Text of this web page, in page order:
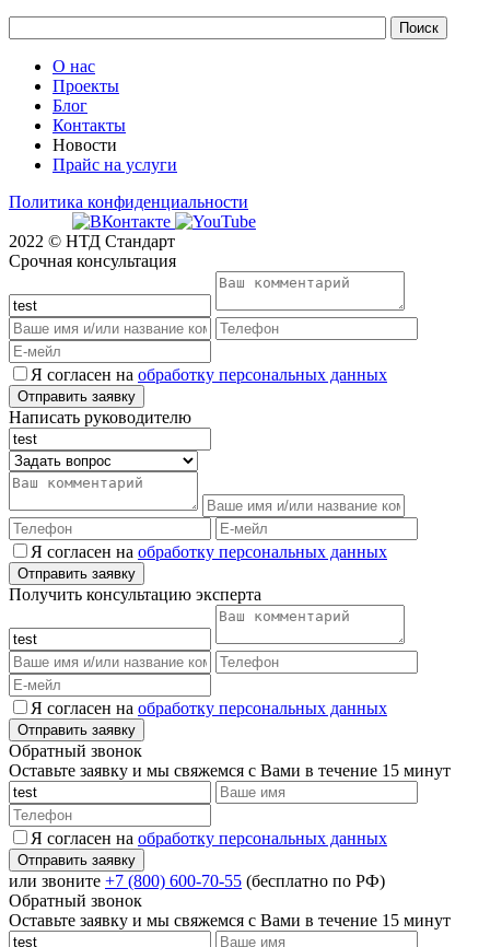
О нас
Проекты
Блог
Контакты
Новости
Прайс на услуги
Политика конфиденциальности
2022 © НТД Стандарт
Срочная консультация
Я согласен на обработку персональных данных
Написать руководителю
Я согласен на обработку персональных данных
Получить консультацию эксперта
Я согласен на обработку персональных данных
Обратный звонок
Оставьте заявку и мы свяжемся с Вами в течение 15 минут
Я согласен на обработку персональных данных
или звоните +7 (800) 600-70-55 (бесплатно по РФ)
Обратный звонок
Оставьте заявку и мы свяжемся с Вами в течение 15 минут